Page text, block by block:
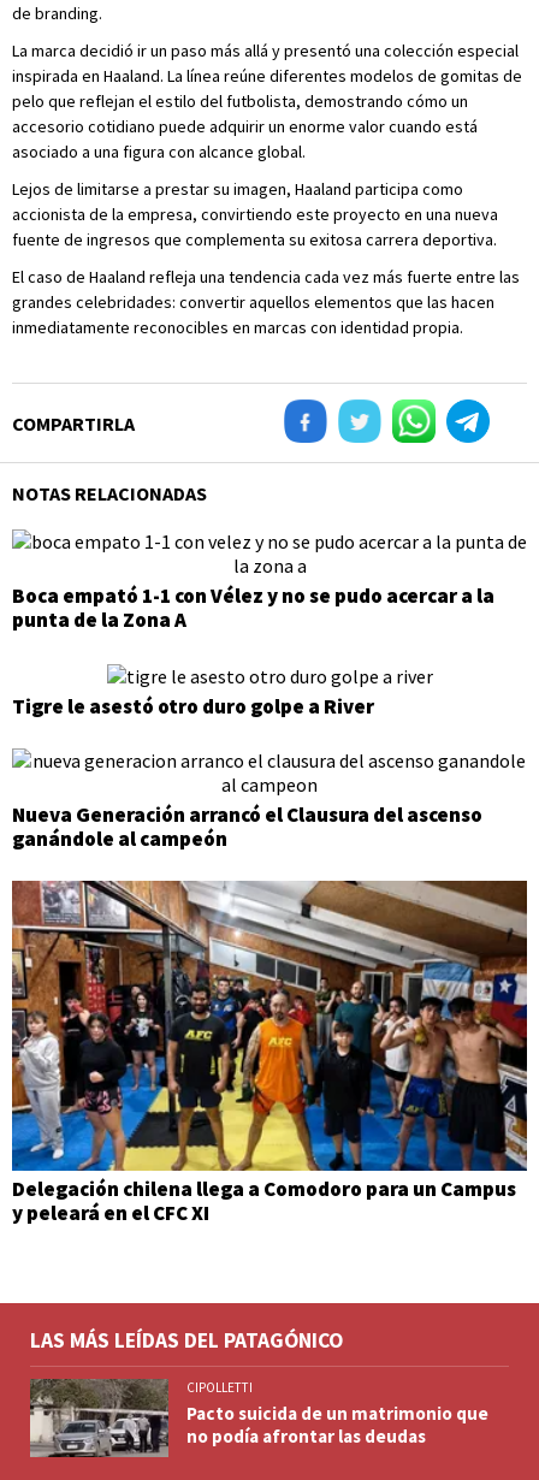
de branding.
La marca decidió ir un paso más allá y presentó una colección especial
inspirada en Haaland. La línea reúne diferentes modelos de gomitas de
pelo que reflejan el estilo del futbolista, demostrando cómo un
accesorio cotidiano puede adquirir un enorme valor cuando está
asociado a una figura con alcance global.
Lejos de limitarse a prestar su imagen, Haaland participa como
accionista de la empresa, convirtiendo este proyecto en una nueva
fuente de ingresos que complementa su exitosa carrera deportiva.
El caso de Haaland refleja una tendencia cada vez más fuerte entre las
grandes celebridades: convertir aquellos elementos que las hacen
inmediatamente reconocibles en marcas con identidad propia.
COMPARTIRLA
NOTAS RELACIONADAS
Boca empató 1-1 con Vélez y no se pudo acercar a la
punta de la Zona A
Tigre le asestó otro duro golpe a River
Nueva Generación arrancó el Clausura del ascenso
ganándole al campeón
Delegación chilena llega a Comodoro para un Campus
y peleará en el CFC XI
LAS MÁS LEÍDAS DEL PATAGÓNICO
CIPOLLETTI
Pacto suicida de un matrimonio que
no podía afrontar las deudas